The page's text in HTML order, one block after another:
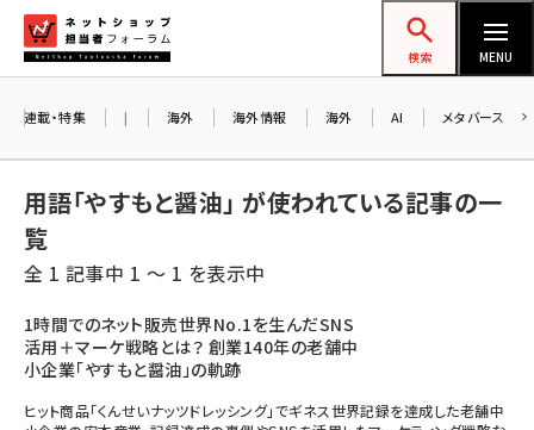
ン
ネットショップ担当者フォーラム
検索 MENU
amazon (2259)
yahoo (1910)
楽天 (1878)
ecbeing (1213)
連載・特集 | 海外 海外情報 海外 AI メタバース
用語「やすもと醤油」 が使われている記事の一
覧
全 1 記事中 1 ～ 1 を表示中
1時間でのネット販売世界No.1を生んだSNS
活用＋マーケ戦略とは？ 創業140年の老舗中
小企業「やすもと醤油」の軌跡
ヒット商品「くんせいナッツドレッシング」でギネス世界記録を達成した老舗中